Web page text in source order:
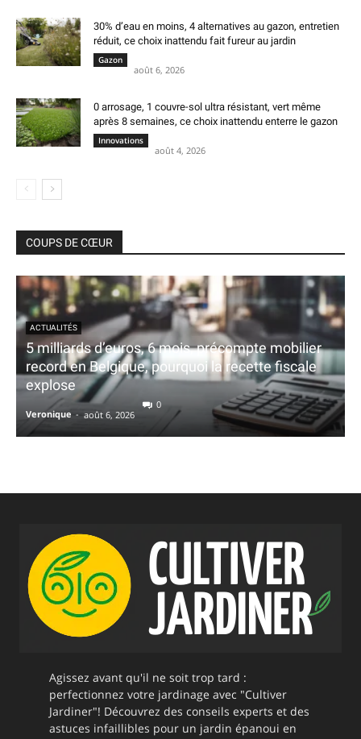
30% d’eau en moins, 4 alternatives au gazon, entretien
réduit, ce choix inattendu fait fureur au jardin
Gazon
août 6, 2026
0 arrosage, 1 couvre-sol ultra résistant, vert même
après 8 semaines, ce choix inattendu enterre le gazon
Innovations
août 4, 2026
COUPS DE CŒUR
ACTUALITÉS
5 milliards d’euros, 6 mois, précompte mobilier
record en Belgique, pourquoi la recette fiscale
explose
Veronique - août 6, 2026
0
Agissez avant qu'il ne soit trop tard :
perfectionnez votre jardinage avec "Cultiver
Jardiner"! Découvrez des conseils experts et des
astuces infaillibles pour un jardin épanoui en